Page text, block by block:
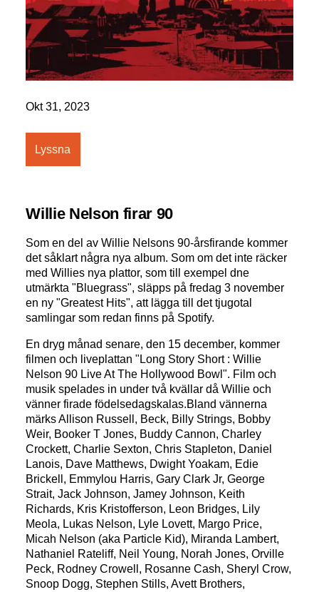
Okt 31, 2023
Lyssna
Willie Nelson firar 90
Som en del av Willie Nelsons 90-årsfirande kommer
det såklart några nya album. Som om det inte räcker
med Willies nya plattor, som till exempel dne
utmärkta "Bluegrass", släpps på fredag 3 november
en ny "Greatest Hits", att lägga till det tjugotal
samlingar som redan finns på Spotify.
En dryg månad senare, den 15 december, kommer
filmen och liveplattan "Long Story Short : Willie
Nelson 90 Live At The Hollywood Bowl". Film och
musik spelades in under två kvällar då Willie och
vänner firade födelsedagskalas.Bland vännerna
märksAllison Russell, Beck, Billy Strings, Bobby
Weir, Booker T Jones, Buddy Cannon, Charley
Crockett, Charlie Sexton, Chris Stapleton, Daniel
Lanois, Dave Matthews, Dwight Yoakam, Edie
Brickell, Emmylou Harris, Gary Clark Jr, George
Strait, Jack Johnson, Jamey Johnson, Keith
Richards, Kris Kristofferson, Leon Bridges, Lily
Meola, Lukas Nelson, Lyle Lovett, Margo Price,
Micah Nelson (aka Particle Kid), Miranda Lambert,
Nathaniel Rateliff, Neil Young, Norah Jones, Orville
Peck, Rodney Crowell, Rosanne Cash, Sheryl Crow,
Snoop Dogg, Stephen Stills, Avett Brothers,